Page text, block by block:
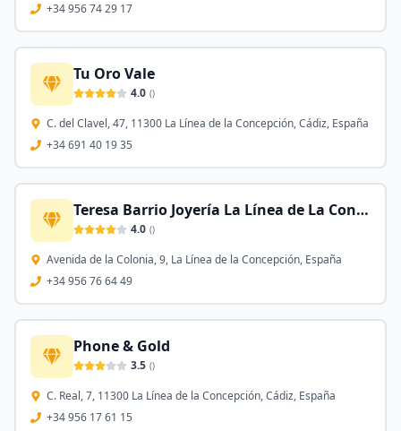
+34 956 74 29 17
Tu Oro Vale
4.0 ()
C. del Clavel, 47, 11300 La Línea de la Concepción, Cádiz, España
+34 691 40 19 35
Teresa Barrio Joyería La Línea de La Concepción
4.0 ()
Avenida de la Colonia, 9, La Línea de la Concepción, España
+34 956 76 64 49
Phone & Gold
3.5 ()
C. Real, 7, 11300 La Línea de la Concepción, Cádiz, España
+34 956 17 61 15